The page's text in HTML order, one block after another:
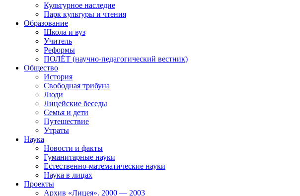
Культурное наследие
Парк культуры и чтения
Образование
Школа и вуз
Учитель
Реформы
ПОЛЁТ (научно-педагогический вестник)
Общество
История
Свободная трибуна
Люди
Лицейские беседы
Семья и дети
Путешествие
Утраты
Наука
Новости и факты
Гуманитарные науки
Естественно-математические науки
Наука в лицах
Проекты
Архив «Лицея». 2000 — 2003